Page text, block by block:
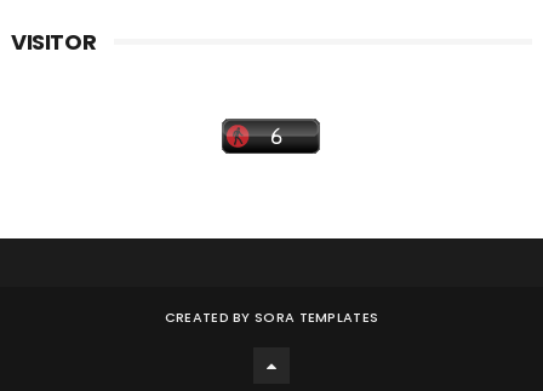
VISITOR
CREATED BYSORA TEMPLATES